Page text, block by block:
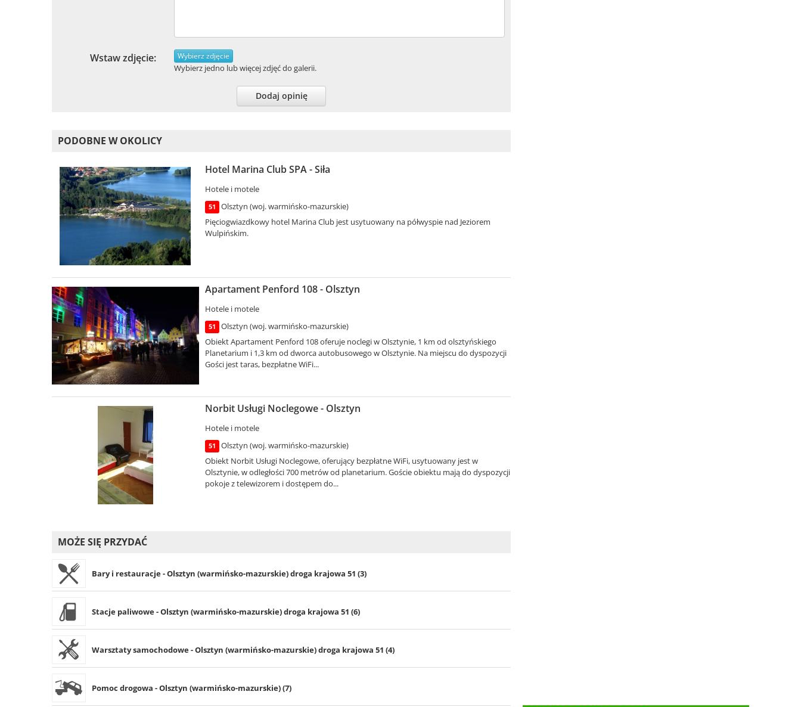
Wstaw zdjęcie: Wybierz zdjęcie
Wybierz jedno lub więcej zdjęć do galerii.
Dodaj opinię
PODOBNE W OKOLICY
Hotel Marina Club SPA - Siła
Hotele i motele
51
Olsztyn (woj. warmińsko-mazurskie)
Pięciogwiazdkowy hotel Marina Club jest usytuowany na półwyspie nad Jeziorem
Wulpińskim.
Apartament Penford 108 - Olsztyn
Hotele i motele
51
Olsztyn (woj. warmińsko-mazurskie)
Obiekt Apartament Penford 108 oferuje noclegi w Olsztynie, 1 km od olsztyńskiego
Planetarium i 1,3 km od dworca autobusowego w Olsztynie. Na miejscu do dyspozycji
Gości jest taras, bezpłatne WiFi...
Norbit Usługi Noclegowe - Olsztyn
Hotele i motele
51
Olsztyn (woj. warmińsko-mazurskie)
Obiekt Norbit Usługi Noclegowe, oferujący bezpłatne WiFi, usytuowany jest w
Olsztynie, w odległości 700 metrów od planetarium. Goście obiektu mają do dyspozycji
pokoje z telewizorem i dostępem do...
MOŻE SIĘ PRZYDAĆ
Bary i restauracje - Olsztyn (warmińsko-mazurskie) droga krajowa 51 (3)
Stacje paliwowe - Olsztyn (warmińsko-mazurskie) droga krajowa 51 (6)
Warsztaty samochodowe - Olsztyn (warmińsko-mazurskie) droga krajowa 51 (4)
Pomoc drogowa - Olsztyn (warmińsko-mazurskie) (7)